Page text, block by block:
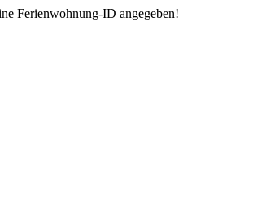
Ferienwohnung-ID angegeben!